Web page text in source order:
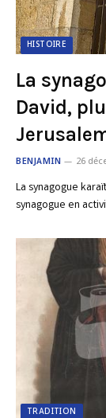
HISTOIRE
La
David,
BENJAMIN 26
La synagogue
synagogue en
TRADITION